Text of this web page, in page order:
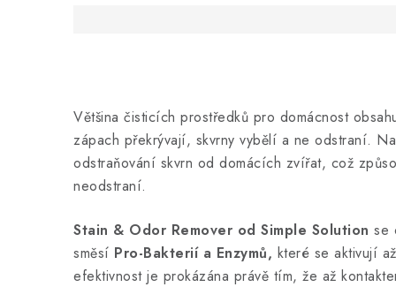
Většina čisticích prostředků pro domácnost
zápach překrývají, skvrny vybělí a ne odstraní.
odstraňování skvrn od domácích zvířat, což
neodstraní.
Stain & Odor Remover od Simple Solution se
směsí Pro-Bakterií a Enzymů, které se aktivují
efektivnost je prokázána právě tím, že až